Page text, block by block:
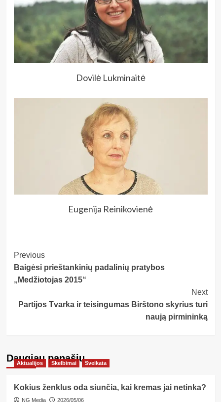
Dovilė Lukminaitė
Eugenija Reinikovienė
Post
Navigation
Previous
Baigėsi prieštankinių padalinių pratybos
„Medžiotojas 2015“
Next
Partijos Tvarka ir teisingumas Birštono skyrius turi
naują pirmininką
Daugiau panašių…
Aktualijos Skelbimai Sveikata
Kokius ženklus oda siunčia, kai kremas jai netinka?
NG Media 2026/05/06